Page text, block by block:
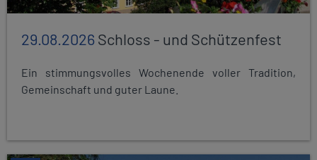
29.08.2026Schloss - und Schützenfest
Ein stimmungsvolles Wochenende voller Tradition,
Gemeinschaft und guter Laune.